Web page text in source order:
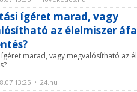
ígéret marad, vagy
az élelmiszer
ígéret marad, vagy megvalósítható az
13:25 • 24.hu